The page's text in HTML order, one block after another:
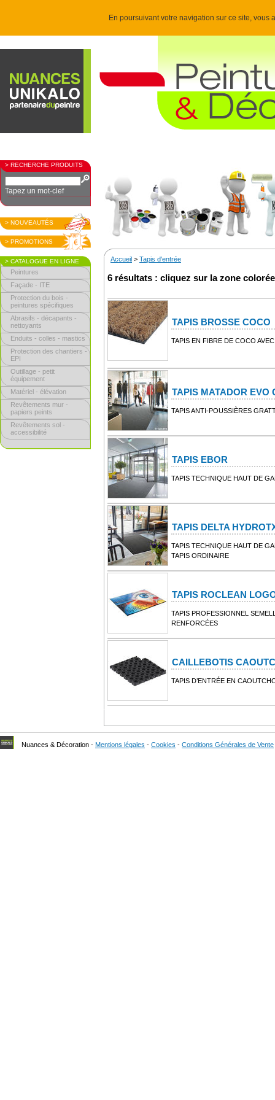
En poursuivant votre navigation sur ce site,
> RECHERCHE PRODUITS
Tapez un mot-clef
> NOUVEAUTÉS
> PROMOTIONS
> CATALOGUE EN LIGNE
Peintures
Façade - ITE
Protection du bois -
peintures spécifiques
Abrasifs - décapants -
nettoyants
Enduits - colles - mastics
Protection des chantiers -
EPI
Outillage - petit
équipement
Matériel - élévation
Revêtements mur -
papiers peints
Revêtements sol -
accessibilité
Accueil > Tapis d'entrée
6 résultats : cliquez sur la zone
TAPIS BROSSE COCO
TAPIS EN FIBRE DE COCO
TAPIS MATADOR EVO
TAPIS ANTI-POUSSIÈRES
TAPIS EBOR
TAPIS TECHNIQUE HAUT DE
TAPIS DELTA
TAPIS TECHNIQUE HAUT DE
TAPIS ORDINAIRE
TAPIS ROCLEAN
TAPIS PROFESSIONNEL
RENFORCÉES
CAILLEBOTIS
TAPIS D’ENTRÉE EN
Nuances & Décoration - Mentions légales - Cookies - Conditions Générales de Vente